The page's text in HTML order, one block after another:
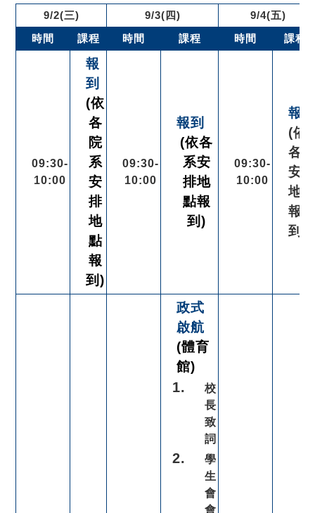
9/2(三) 9/3(四)
9/4(五)
時間
課程 時間 課程 時間 課程
09:30-
10:00
報
到
(依
各
院
系
安
排
地
點
報
到)
09:30-
10:00
報到
(依各
系安
排地
點報
到)
09:30-
10:00
報
(依
各
安
地
報
到)
政式
啟航
(體育
館)
校
長
致
詞
學
生
會
會